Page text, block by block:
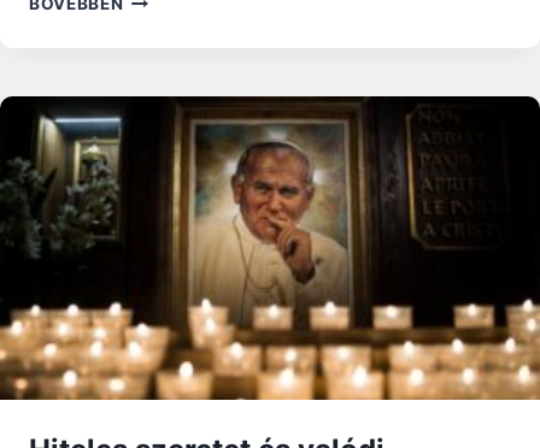
KI
BÉLYEGET
MAGYAR
POSTA